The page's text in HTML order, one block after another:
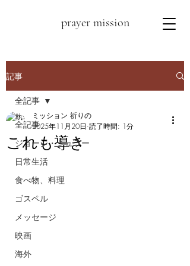
prayer mission
記事
全記事
ジョージ・ミュラー
日常生活
食べ物、料理
ゴスペル
メッセージ
映画
海外
全記事
これも導き
ミッション 祈りの
2025年11月20日 読了時間: 1分